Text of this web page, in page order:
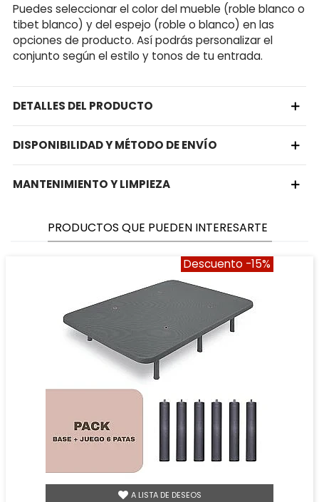
Puedes seleccionar el color del mueble (roble blanco o
tibet blanco) y del espejo (roble o blanco) en las
opciones de producto. Así podrás personalizar el
conjunto según el estilo y tonos de tu entrada.
DETALLES DEL PRODUCTO
DISPONIBILIDAD Y MÉTODO DE ENVÍO
MANTENIMIENTO Y LIMPIEZA
PRODUCTOS QUE PUEDEN INTERESARTE
Descuento -15%
A LISTA DE DESEOS